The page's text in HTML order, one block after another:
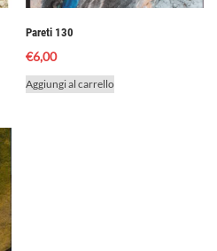
Pareti 130
€6,00
Aggiungi al carrello